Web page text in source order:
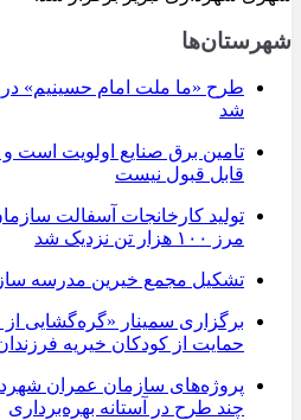
شهرستان‌ها
طرح «ما ملت امام حسینیم» در
شد
تامین برق صنایع اولویت
قابل قبول نیست
تولید کارخانجات آسفالت
مرز ۱۰۰ هزار تن نزدیک شد
تشکیل مجمع خیرین مدرسه ‌ساز
برگزاری سمینار «گره‌گشایی از
حمایت از کودکان خیریه
پروژه‌های سازمان عمران
چند طرح در آستانه بهره‌برداری